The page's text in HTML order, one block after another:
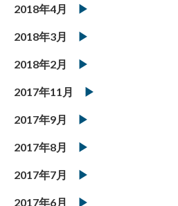
2018年4月
2018年3月
2018年2月
2017年11月
2017年9月
2017年8月
2017年7月
2017年6月